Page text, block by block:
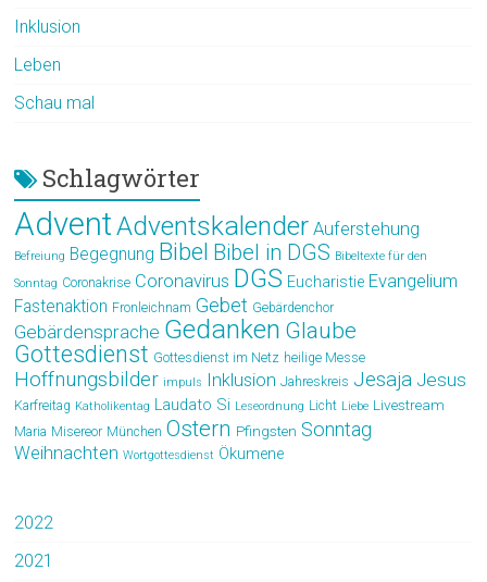
Inklusion
Leben
Schau mal
Schlagwörter
AdventAdventskalender Auferstehung
Befreiung Begegnung Bibel Bibel in DGS Bibeltexte für den
Sonntag Coronakrise Coronavirus DGS Eucharistie Evangelium
Fastenaktion Fronleichnam Gebet Gebärdenchor
Gebärdensprache Gedanken Glaube
Gottesdienst Gottesdienst im Netz heilige Messe
Hoffnungsbilder impuls Inklusion Jahreskreis Jesaja Jesus
Karfreitag Katholikentag Laudato Si Leseordnung Licht Liebe Livestream
Maria Misereor München Ostern Pfingsten Sonntag
Weihnachten Wortgottesdienst Ökumene
2022
2021